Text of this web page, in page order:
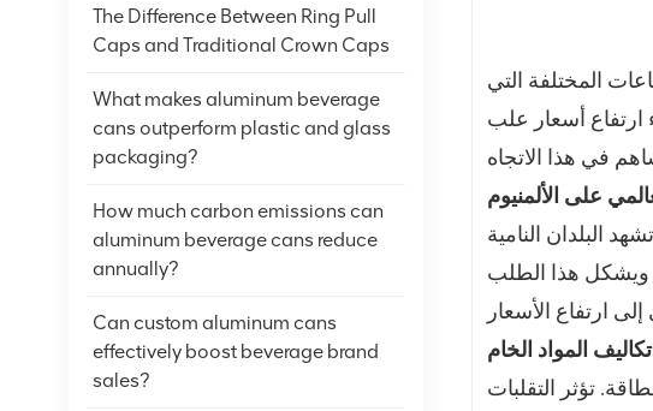
المختلفة التي
ارتفاع أسعار علب
البلدان النامية
ويشكل هذا الطلب
تؤثر التقلبات
The Difference Between Ring Pull
Caps and Traditional Crown Caps
What makes aluminum beverage
cans outperform plastic and glass
packaging?
How much carbon emissions can
aluminum beverage cans reduce
annually?
Can custom aluminum cans
effectively boost beverage brand
sales?